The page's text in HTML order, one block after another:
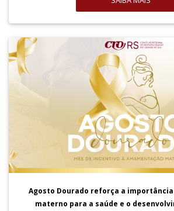
Agosto Dourado reforça a
materno para a saúde e o